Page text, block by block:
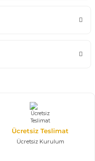
Ücretsiz Teslimat
Ücretsiz Kurulum